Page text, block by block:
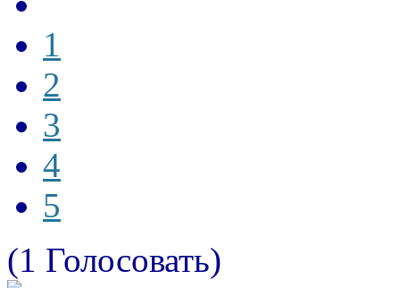
1
2
3
4
5
(1 Голосовать)